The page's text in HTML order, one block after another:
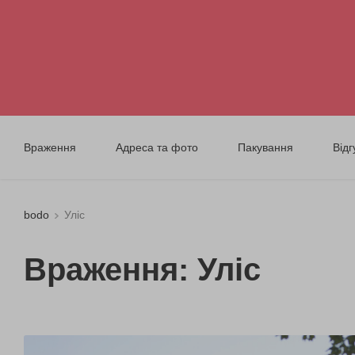
Враження Адреса та фото Пакування
bodo Уліс
Враження: Уліс